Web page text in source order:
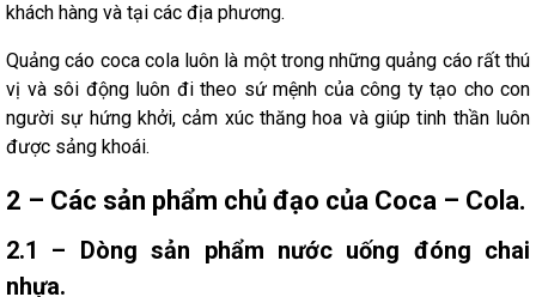
khách hàng và tại các địa phương.
Quảng cáo coca cola luôn là một trong những quảng cáo rất thú
vị và sôi động luôn đi theo sứ mệnh của công ty tạo cho con
người sự hứng khởi, cảm xúc thăng hoa và giúp tinh thần luôn
được sảng khoái.
2 – Các sản phẩm chủ đạo của Coca – Cola.
2.1 – Dòng sản phẩm nước uống đóng chai
nhựa.